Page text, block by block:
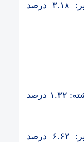
تغییرات قیمتی یک هفته اخیر: ۳.۱۸ درصد
تغییرات قیمتی ۲۴ ساعت گذشته: ۱.۳۲ درصد
تغییرات قیمتی یک هفته اخیر: ۶.۶۳ درصد